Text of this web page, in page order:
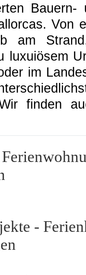
Von
am
luxuiösem
im
finden
-